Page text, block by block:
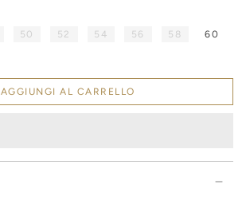
50 52 54 56 58 60
AGGIUNGI AL CARRELLO